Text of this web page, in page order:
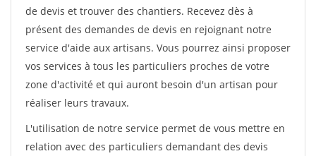
de devis et trouver des chantiers. Recevez dès à
présent des demandes de devis en rejoignant notre
service d'aide aux artisans. Vous pourrez ainsi proposer
vos services à tous les particuliers proches de votre
zone d'activité et qui auront besoin d'un artisan pour
réaliser leurs travaux.
L'utilisation de notre service permet de vous mettre en
relation avec des particuliers demandant des devis